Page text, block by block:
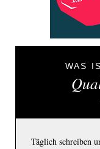
WAS
Täglich schreiben